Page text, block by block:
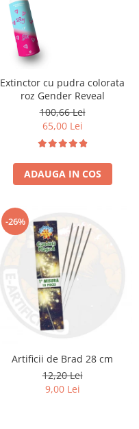
Extinctor cu pudra colorata
roz Gender Reveal
100,66 Lei
65,00 Lei
ADAUGA IN COS
-26%
Artificii de Brad 28 cm
12,20 Lei
9,00 Lei